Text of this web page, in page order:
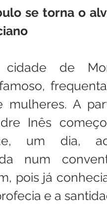
se torna o
cidade de
mulheres. A
Inês
um dia,
num
pois já
e a